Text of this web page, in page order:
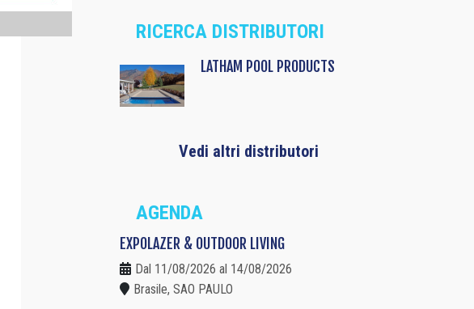
RICERCA DISTRIBUTORI
LATHAM POOL PRODUCTS
Vedi altri distributori
AGENDA
EXPOLAZER & OUTDOOR LIVING
Dal 11/08/2026 al 14/08/2026
Brasile, SAO PAULO